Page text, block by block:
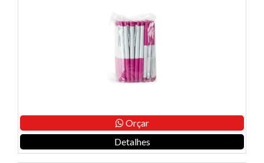
Orçar
Detalhes